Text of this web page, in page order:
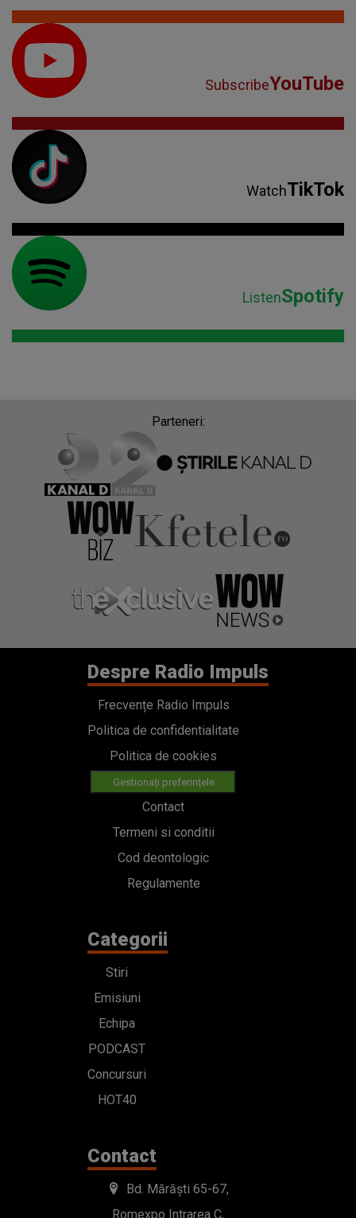
SubscribeYouTube
WatchTikTok
ListenSpotify
Parteneri:
Despre Radio Impuls
Frecvențe Radio Impuls
Politica de confidentialitate
Politica de cookies
Gestionați preferințele
Contact
Termeni si conditii
Cod deontologic
Regulamente
Categorii
Stiri
Emisiuni
Echipa
PODCAST
Concursuri
HOT40
Contact
Bd. Mărăști 65-67,
Romexpo Intrarea C,